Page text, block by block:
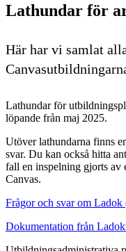
Lathundar för
Här har vi samlat
Lathundar för
löpande från maj 2025.
Utöver lathundarna finns
svar. Du kan också hitta
fall en inspelning gjorts av
Canvas.
Frågor och svar om
Dokumentation från